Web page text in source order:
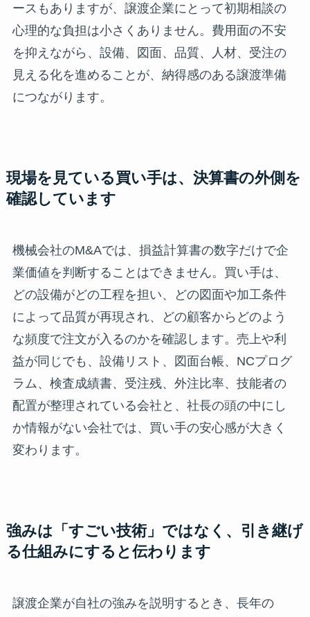
ースもありますが、譲渡企業にとって初期相談の
心理的な負担は小さくありません。費用面の不安
を抑えながら、設備、図面、品質、人材、受注の
見える化を進めることが、納得感のある譲渡準備
につながります。
現場を見ている買い手は、決算書の外側を
確認しています
機械会社のM&Aでは、損益計算書の数字だけで企
業価値を判断することはできません。買い手は、
どの設備がどの工程を担い、どの図面や加工条件
によって品質が再現され、どの顧客からどのよう
な頻度で注文が入るのかを確認します。売上や利
益が同じでも、設備リスト、図面台帳、NCプログ
ラム、検査成績書、受注残、外注比率、技能者の
配置が整理されている会社と、社長の頭の中にし
か情報がない会社では、買い手の安心感が大きく
変わります。
強みは「すごい技術」ではなく、引き継げ
る仕組みにすると伝わります
譲渡企業が自社の強みを説明するとき、長年の